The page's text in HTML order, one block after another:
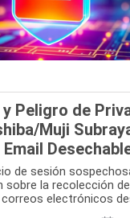
Peligro de
Muji
de sesión
sobre la recolección
electrónicos